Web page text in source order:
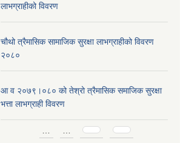
लाभग्राहीको विवरण
चौथो त्रैमासिक सामाजिक सुरक्षा लाभग्राहीको विवरण
२०८०
आ व २०७९।०८० को तेश्रो त्रैमासिक समाजिक सुरक्षा
भत्ता लाभग्राही विवरण
Pages